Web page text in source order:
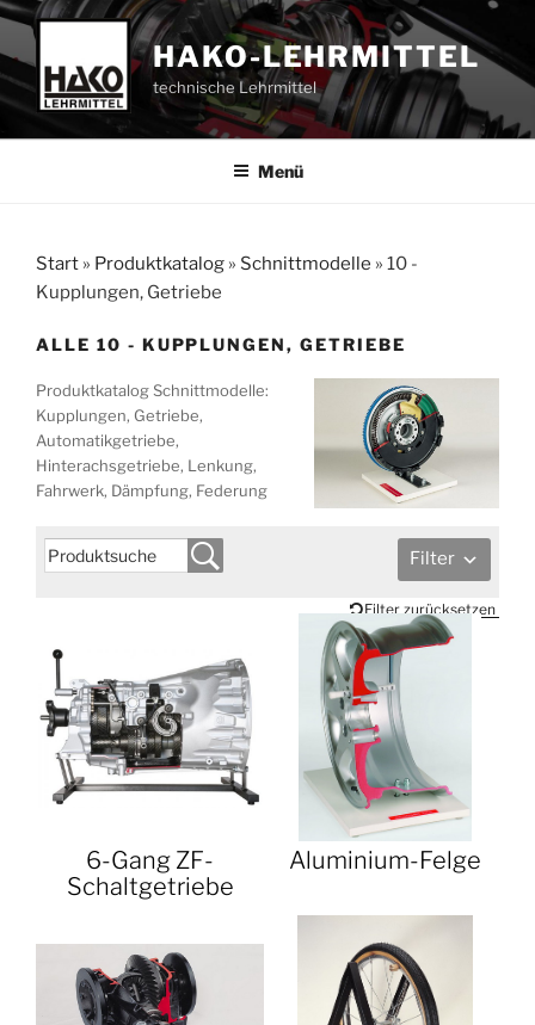
Zum
Inhalt
springen
HAKO-LEHRMITTEL
technische Lehrmittel
Menü
Start » Produktkatalog » Schnittmodelle » 10 -
Kupplungen, Getriebe
ALLE 10 - KUPPLUNGEN, GETRIEBE
Produktkatalog Schnittmodelle:
Kupplungen, Getriebe,
Automatikgetriebe,
Hinterachsgetriebe, Lenkung,
Fahrwerk, Dämpfung, Federung
Filter
Filter zurücksetzen
6-Gang ZF-
Schaltgetriebe
Aluminium-Felge